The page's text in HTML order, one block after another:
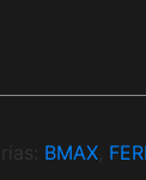
BMAX,